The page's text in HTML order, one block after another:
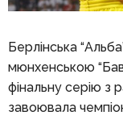
Берлінська
мюнхенською
фінальну серію з
завоювала